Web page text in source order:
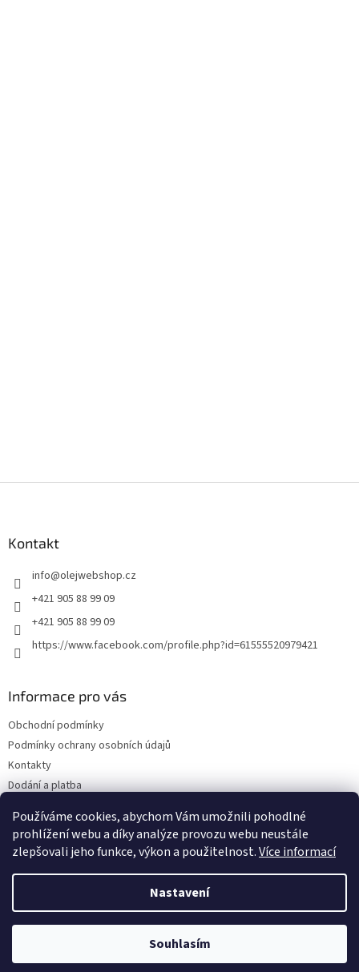
Používáme cookies, abychom Vám umožnili pohodlné
prohlížení webu a díky analýze provozu webu neustále
zlepšovali jeho funkce, výkon a použitelnost.Více informací
Nastavení
Souhlasím
Kontakt
info@olejwebshop.cz
+421 905 88 99 09
+421 905 88 99 09
https://www.facebook.com/profile.php?id=61555520979421
Informace pro vás
Obchodní podmínky
Podmínky ochrany osobních údajů
Kontakty
Dodání a platba
Hodnocení obchodu
Vytvořil Shoptet
Olejwebshop.cz. Všechna práva vyhrazena.